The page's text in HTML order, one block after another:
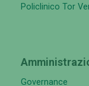
Policlinico Tor
Governance